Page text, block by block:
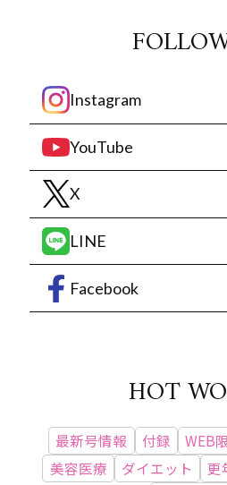
Instagram
YouTube
X
LINE
Facebook
HOT
最新号情報 付録 WEB
美容医療
ダイエット 更